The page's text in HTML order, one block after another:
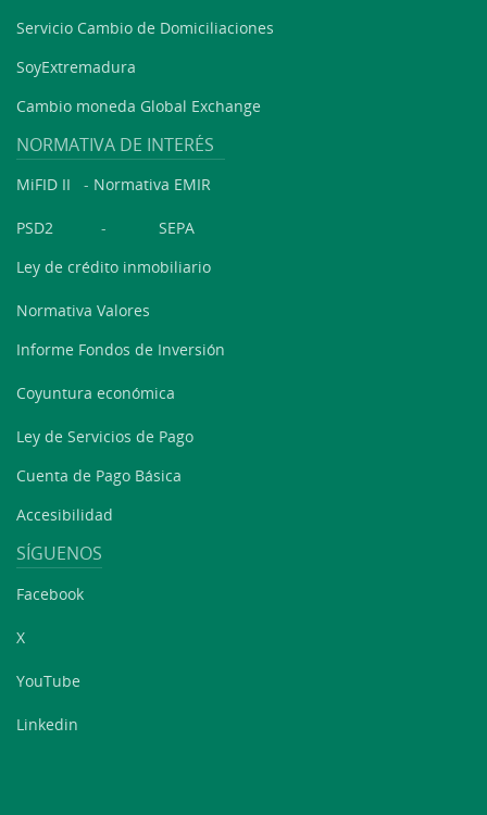
Servicio Cambio de Domiciliaciones
SoyExtremadura
Cambio moneda Global Exchange
NORMATIVA DE INTERÉS
MiFID II - Normativa EMIR
PSD2 - SEPA
Ley de crédito inmobiliario
Normativa Valores
Informe Fondos de Inversión
Coyuntura económica
Ley de Servicios de Pago
Cuenta de Pago Básica
Accesibilidad
SÍGUENOS
Facebook
X
YouTube
Linkedin